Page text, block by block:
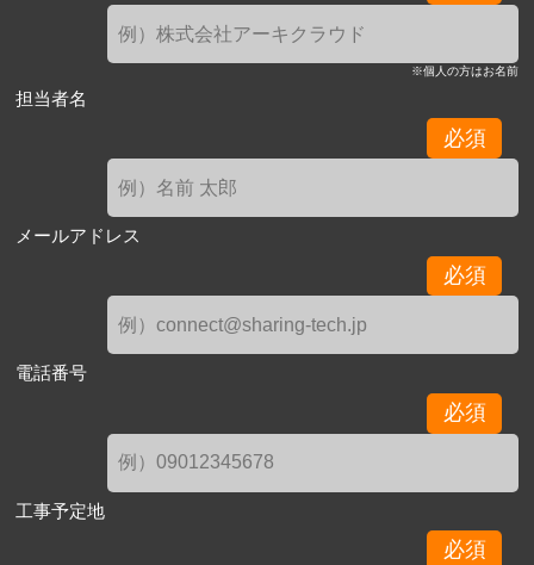
※個人の方はお名前
担当者名
必須
メールアドレス
必須
電話番号
必須
工事予定地
必須